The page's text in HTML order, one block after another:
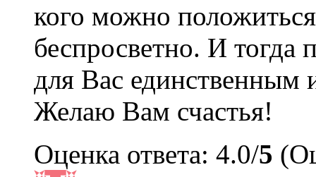
кого можно
беспросветно. И тогда
для Вас единственным
Желаю Вам счастья!
Оценка ответа: 4.0/5